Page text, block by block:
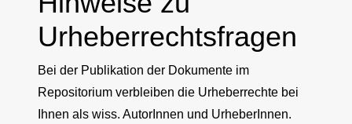
Urheberrechtsfragen
Bei der Publikation der Dokumente im
Repositorium verbleiben die Urheberrechte bei
Ihnen als wiss. AutorInnen und UrheberInnen.